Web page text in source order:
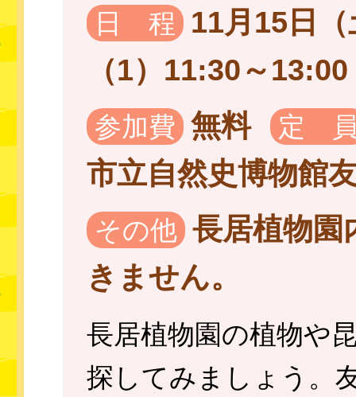
日 程
11月15日
（1）11:30～
参加費 無料 定
市立自然史博物館
その他 長居植物園
きません。
長居植物園の植物や
探してみましょう。